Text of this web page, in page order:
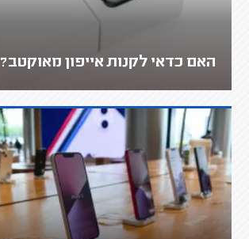
האם כדאי לקנות אייפון מאוקטב?